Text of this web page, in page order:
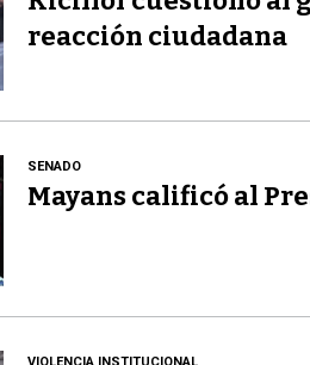
reacción ciudadana
SENADO
Mayans calificó al